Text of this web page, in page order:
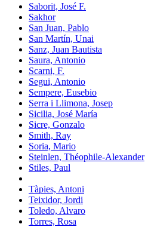
Saborit, José F.
Sakhor
San Juan, Pablo
San Martín, Unai
Sanz, Juan Bautista
Saura, Antonio
Scarni, F.
Segui, Antonio
Sempere, Eusebio
Serra i Llimona, Josep
Sicilia, José María
Sicre, Gonzalo
Smith, Ray
Soria, Mario
Steinlen, Théophile-Alexander
Stiles, Paul
Tàpies, Antoni
Teixidor, Jordi
Toledo, Alvaro
Torres, Rosa